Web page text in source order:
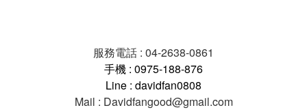
服務電話 : 04-2638-0861
手機 : 0975-188-876
Line : davidfan0808
Mail : Davidfangood@gmail.com